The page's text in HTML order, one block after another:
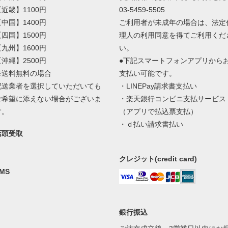
近畿】1100円
中国】1400円
四国】1500円
九州】1600円
沖縄】2500円
料無料の場合
送業者を選択していただいても
希望に添えない場合がございま
頭受取
03-5459-5505
ご利用者が未成年の場合は、法定
理人の利用同意を得てご利用くだ
い。
●下記スマートフォンアプリから
支払い可能です。
・LINEPay請求書支払い
・楽天銀行コンビニ支払サービス
（アプリで払込票支払）
・ｄ払い請求書払い
クレジット(credit card)
銀行振込